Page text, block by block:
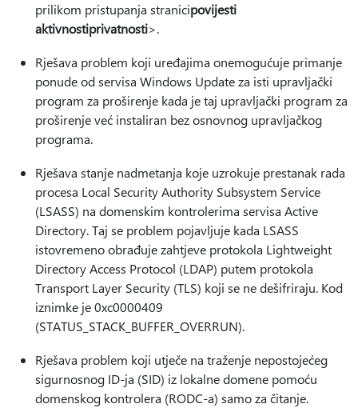
prilikom pristupanja stranicipovijesti
aktivnostiprivatnosti>.
Rješava problem koji uređajima onemogućuje primanje
ponude od servisa Windows Update za isti upravljački
program za proširenje kada je taj upravljački program za
proširenje već instaliran bez osnovnog upravljačkog
programa.
Rješava stanje nadmetanja koje uzrokuje prestanak rada
procesa Local Security Authority Subsystem Service
(LSASS) na domenskim kontrolerima servisa Active
Directory. Taj se problem pojavljuje kada LSASS
istovremeno obrađuje zahtjeve protokola Lightweight
Directory Access Protocol (LDAP) putem protokola
Transport Layer Security (TLS) koji se ne dešifriraju. Kod
iznimke je 0xc0000409
(STATUS_STACK_BUFFER_OVERRUN).
Rješava problem koji utječe na traženje nepostojećeg
sigurnosnog ID-ja (SID) iz lokalne domene pomoću
domenskog kontrolera (RODC-a) samo za čitanje.